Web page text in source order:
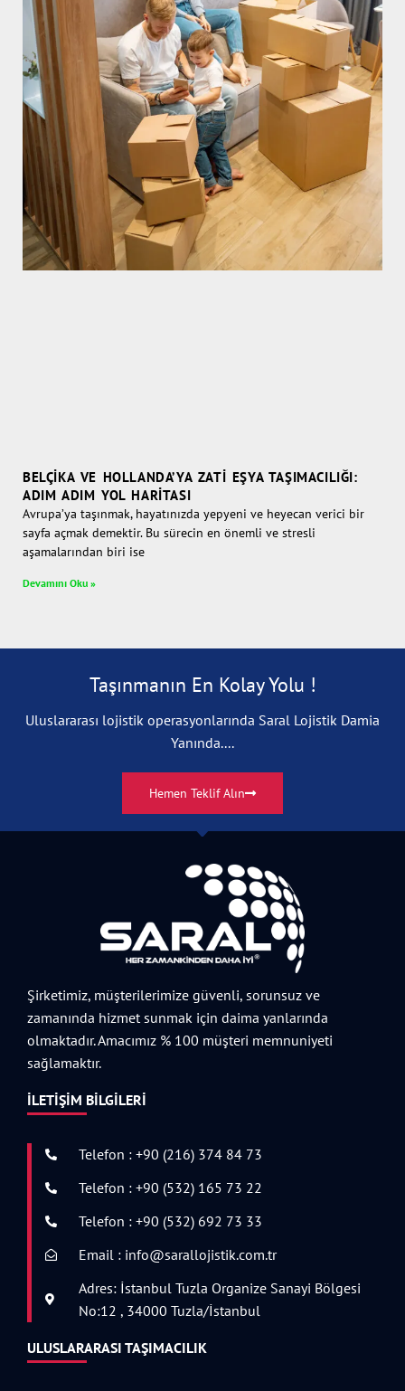
BELÇIKA VE HOLLANDA’YA ZATI EŞYA TAŞIMACILIĞI:
ADIM ADIM YOL HARITASI
Avrupa’ya taşınmak, hayatınızda yepyeni ve heyecan verici bir
sayfa açmak demektir. Bu sürecin en önemli ve stresli
aşamalarından biri ise
Devamını Oku »
Taşınmanın En Kolay Yolu !
Uluslararası lojistik operasyonlarında Saral Lojistik Damia
Yanında....
Hemen Teklif Alın
Şirketimiz, müşterilerimize güvenli, sorunsuz ve
zamanında hizmet sunmak için daima yanlarında
olmaktadır. Amacımız % 100 müşteri memnuniyeti
sağlamaktır.
İLETIŞIM BILGILERI
Telefon : +90 (216) 374 84 73
Telefon : +90 (532) 165 73 22
Telefon : +90 (532) 692 73 33
Email : info@sarallojistik.com.tr
Adres: İstanbul Tuzla Organize Sanayi Bölgesi
No:12 , 34000 Tuzla/İstanbul
ULUSLARARASI TAŞIMACILIK